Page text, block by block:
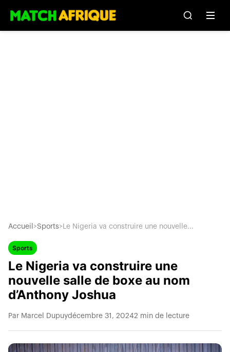
Accueil >Sports> Le Nigeria va construire une nouvelle...
Sports
Le Nigeria va construire une
nouvelle salle de boxe au nom
d’Anthony Joshua
Par Marcel Dupuydécembre 31, 20242 min de lecture